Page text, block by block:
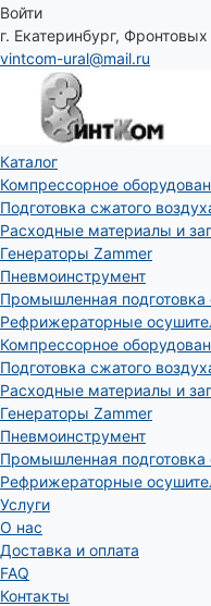
Войти
г. Екатеринбург,
vintcom-ural@mail.ru
Каталог
Компрессорное
Подготовка сжатого
Расходные материалы и
Генераторы Zammer
Пневмоинструмент
Промышленная подготовка
Рефрижераторные
Компрессорное
Подготовка сжатого
Расходные материалы и
Генераторы Zammer
Пневмоинструмент
Промышленная подготовка
Рефрижераторные
Услуги
О нас
Доставка и оплата
FAQ
Контакты